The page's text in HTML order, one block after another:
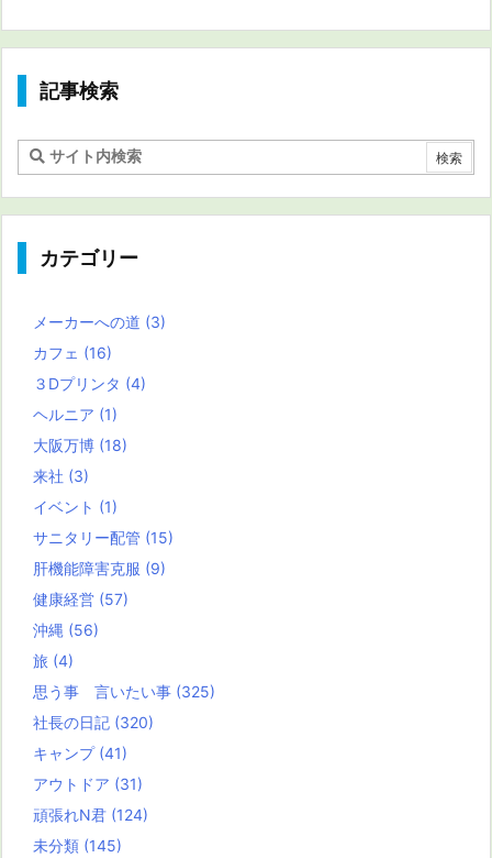
記事検索
カテゴリー
メーカーへの道 (3)
カフェ (16)
３Dプリンタ (4)
ヘルニア (1)
大阪万博 (18)
来社 (3)
イベント (1)
サニタリー配管 (15)
肝機能障害克服 (9)
健康経営 (57)
沖縄 (56)
旅 (4)
思う事 言いたい事 (325)
社長の日記 (320)
キャンプ (41)
アウトドア (31)
頑張れN君 (124)
未分類 (145)